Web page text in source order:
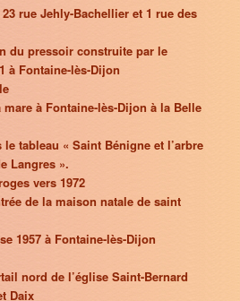
rue Jehly-Bachellier et 1 rue des
du pressoir construite par le
à Fontaine-lès-Dijon
à Fontaine-lès-Dijon à la Belle
tableau « Saint Bénigne et l’arbre
Langres ».
vers 1972
de la maison natale de saint
1957 à Fontaine-lès-Dijon
nord de l’église Saint-Bernard
Daix